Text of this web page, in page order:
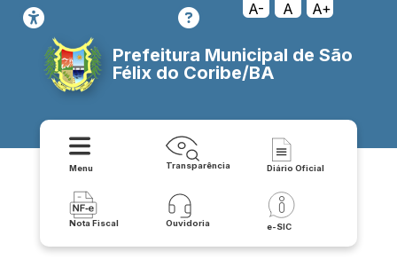
A- A A+
Prefeitura Municipal de São
Félix do Coribe/BA
Menu Transparência Diário Oficial
Nota Fiscal Ouvidoria e-SIC